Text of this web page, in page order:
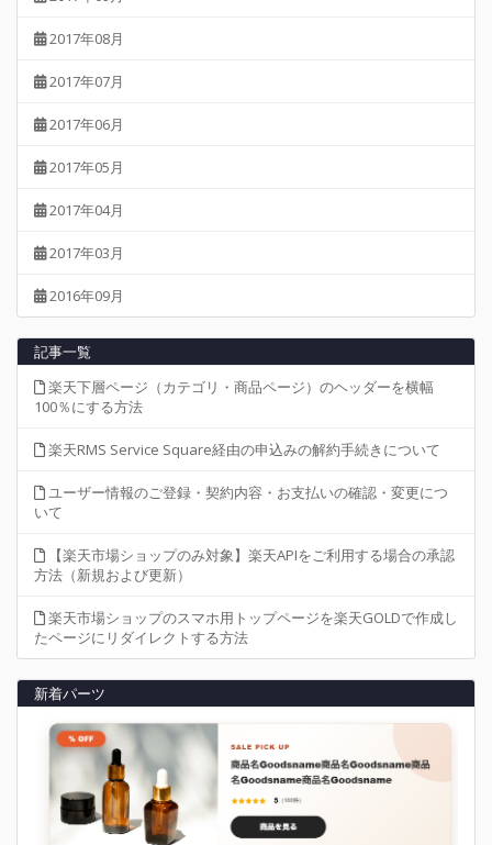
2017年08月
2017年07月
2017年06月
2017年05月
2017年04月
2017年03月
2016年09月
記事一覧
楽天下層ページ（カテゴリ・商品ページ）のヘッダーを横幅
100％にする方法
楽天RMS Service Square経由の申込みの解約手続きについて
ユーザー情報のご登録・契約内容・お支払いの確認・変更につ
いて
【楽天市場ショップのみ対象】楽天APIをご利用する場合の承認
方法（新規および更新）
楽天市場ショップのスマホ用トップページを楽天GOLDで作成し
たページにリダイレクトする方法
新着パーツ